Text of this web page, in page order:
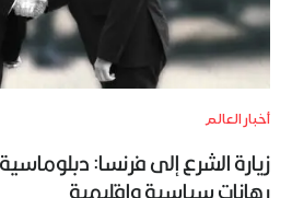
أخبار العالم
زيارة الشرع إلى فرنسا: